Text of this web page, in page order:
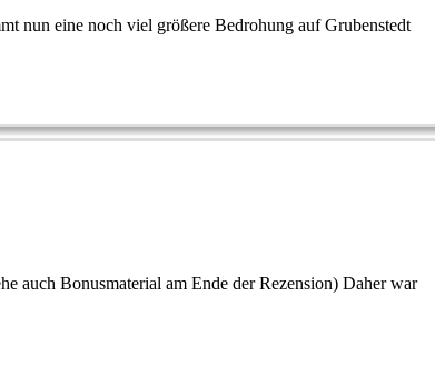
nun eine noch viel größere Bedrohung auf Grubenstedt
auch Bonusmaterial am Ende der Rezension) Daher war